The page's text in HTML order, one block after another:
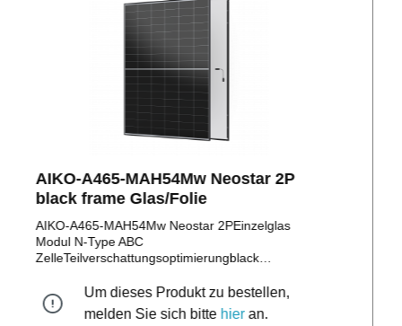
AIKO-A465-MAH54Mw Neostar 2P
black frame Glas/Folie
AIKO-A465-MAH54Mw Neostar 2PEinzelglas
Modul N-Type ABC
ZelleTeilverschattungsoptimierungblack
Solarmodul mit 465Wp positive Leistungstoleranz
bis zu + 5W108 monokristalline HalbzellenStäubli
MC4 Stecker/EVO II Stecker15 Jahre
Um dieses Produkt zu bestellen,
melden Sie sich bitte hieran.